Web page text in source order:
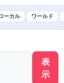
ーカル ワールド
表
示